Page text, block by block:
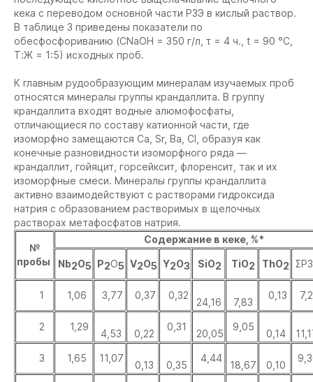
кека с переводом основной части РЗЭ в кислый раствор.
В таблице 3 приведены показатели по
обесфосфориванию (СNaOH = 350 г/л, τ = 4 ч., t = 90 °С,
Т:Ж = 1:5) исходных проб.
К главным рудообразующим минералам изучаемых проб
относятся минералы группы крандаллита. В группу
крандаллита входят водные алюмофосфаты,
отличающиеся по составу катионной части, где
изоморфно замещаются Ca, Sr, Ba, Cl, образуя как
конечные разновидности изоморфного ряда —
крандаллит, гойяцит, горсейксит, флоренсит, так и их
изоморфные смеси. Минералы группы крандаллита
активно взаимодействуют с растворами гидроксида
натрия с образованием растворимых в щелочных
растворах метафосфатов натрия.
№
пробы
Содержание в кеке, %*
Nb2O5 P2O5 V2O5 Y2O3 SiO2 TiO2 ThO2
1 1,06 3,77 0,37 0,32
24,16 7,83
0,13
2 1,29
4,53 0,22
0,31
20,05
9,05
0,14
3 1,65 11,07
0,13 0,35
4,44
18,67 0,10